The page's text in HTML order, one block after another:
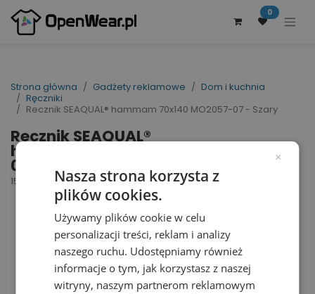
0
Strona główna Gadżety reklamowe
Dom i kuchnia
Ręczniki
Recznik SEAQUAL® hammam 70x140 MO2057-07 - Szary
Recznik SEAQUAL®
hammam 70x140 MO2057-
07 - Szary
152280
×
Nasza strona korzysta z
plików cookies.
Używamy plików cookie w celu
personalizacji treści, reklam i analizy
naszego ruchu. Udostępniamy również
informacje o tym, jak korzystasz z naszej
witryny, naszym partnerom reklamowym